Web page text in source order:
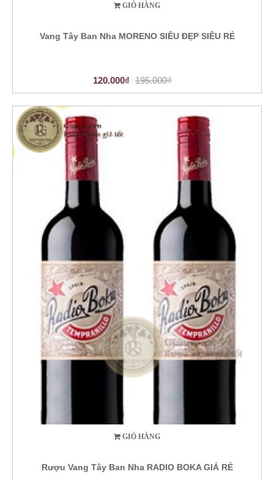
GIỎ HÀNG
Vang Tây Ban Nha MORENO SIÊU ĐẸP SIÊU RẺ
120.000₫ 195.000₫
GIỎ HÀNG
Rượu Vang Tây Ban Nha RADIO BOKA GIÁ RẺ